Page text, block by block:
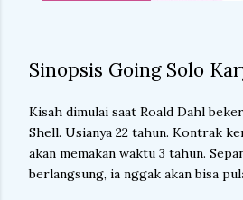
Sinopsis Going Solo
Kisah dimulai saat Roald Dahl
Shell. Usianya 22 tahun. Kontrak
akan memakan waktu 3 tahun.
berlangsung, ia nggak akan bisa